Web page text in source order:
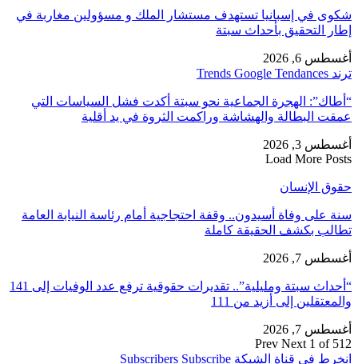
شكوى في إسبانيا تستهدف مستشار الملك و مسؤولين مغاربة في
إطار التحقيق بأحداث سبتة
أغسطس 6, 2026
ترند Trends Google Tendances
“أطاك”: الهجرة الجماعية نحو سبتة أكدت فشل السياسات التي
عمقت البطالة والهشاشة وراكمت الثروة في يد أقلية
أغسطس 3, 2026
Load More Posts
حقوق الإنسان
سنة على وفاة أسيدون.. وقفة احتجاجية أمام رئاسة النيابة العامة
تطالب بكشف الحقيقة كاملة
أغسطس 7, 2026
“أحداث سبتة ومليلية”.. تقديرات حقوقية ترفع عدد الوفيات إلى 141
والمعتقلين إلى أزيد من 111
أغسطس 7, 2026
Prev Next 1 of 512
انخرط في قناة الشبكة
Subscribers Subscribe